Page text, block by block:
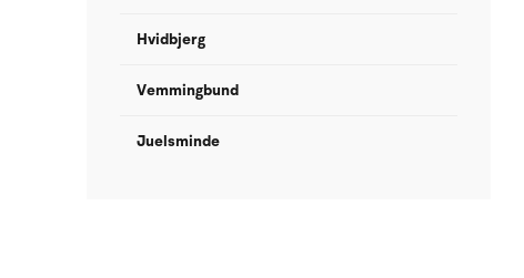
Hvidbjerg
Vemmingbund
Juelsminde